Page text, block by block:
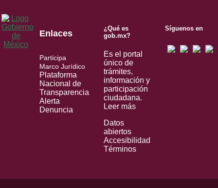
Enlaces
Participa
Marco Jurídico
Plataforma
Nacional de
Transparencia
Alerta
Denuncia
¿Qué es
gob.mx?
Es el portal
único de
trámites,
información y
participación
ciudadana.
Leer más
Datos
abiertos
Accesibilidad
Términos
Síguenos en